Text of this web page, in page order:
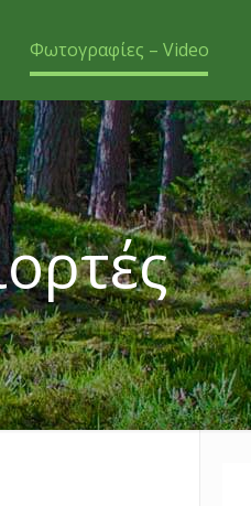
Φωτογραφίες – Video